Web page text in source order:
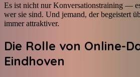
Es ist nicht nur Konversationstraining —
wer sie sind. Und jemand, der begeistert
immer attraktiver.
Die Rolle von Online-
Eindhoven